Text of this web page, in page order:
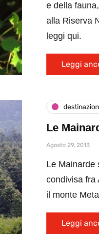
e della
alla Riserva
leggi qui.
Leggi
Le
Agosto 29, 2013
Le Mainarde
condivisa fra
il monte
Leggi